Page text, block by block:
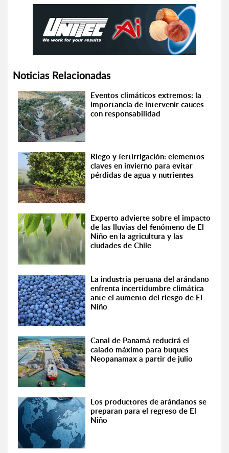
Noticias Relacionadas
Eventos climáticos extremos: la
importancia de intervenir cauces
con responsabilidad
Riego y fertirrigación: elementos
claves en invierno para evitar
pérdidas de agua y nutrientes
Experto advierte sobre el impacto
de las lluvias del fenómeno de El
Niño en la agricultura y las
ciudades de Chile
La industria peruana del arándano
enfrenta incertidumbre climática
ante el aumento del riesgo de El
Niño
Canal de Panamá reducirá el
calado máximo para buques
Neopanamax a partir de julio
Los productores de arándanos se
preparan para el regreso de El
Niño